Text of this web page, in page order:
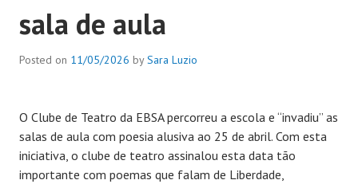
sala de aula
Posted on 11/05/2026 bySara Luzio
O Clube de Teatro da EBSA percorreu a escola e “invadiu” as
salas de aula com poesia alusiva ao 25 de abril. Com esta
iniciativa, o clube de teatro assinalou esta data tão
importante com poemas que falam de Liberdade,